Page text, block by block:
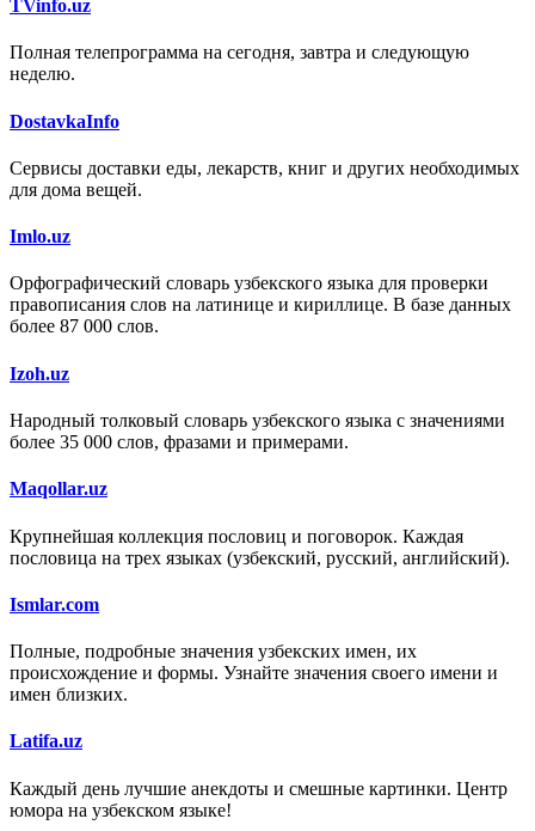
TVinfo.uz
Полная телепрограмма на сегодня, завтра и следующую
неделю.
DostavkaInfo
Сервисы доставки еды, лекарств, книг и других необходимых
для дома вещей.
Imlo.uz
Орфографический словарь узбекского языка для проверки
правописания слов на латинице и кириллице. В базе данных
более 87 000 слов.
Izoh.uz
Народный толковый словарь узбекского языка с значениями
более 35 000 слов, фразами и примерами.
Maqollar.uz
Крупнейшая коллекция пословиц и поговорок. Каждая
пословица на трех языках (узбекский, русский, английский).
Ismlar.com
Полные, подробные значения узбекских имен, их
происхождение и формы. Узнайте значения своего имени и
имен близких.
Latifa.uz
Каждый день лучшие анекдоты и смешные картинки. Центр
юмора на узбекском языке!